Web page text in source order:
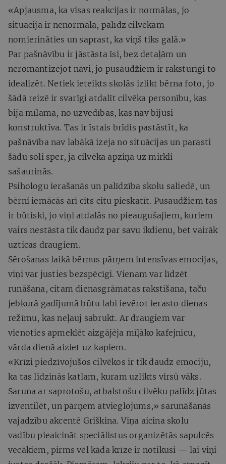
«Apjausma, ka visas reakcijas ir normālas, jo
situācija ir nenormāla, palīdz cilvēkam
nomierināties un saprast, ka viņš tiks galā.»
Par pašnāvību ir jāstāsta īsi, bez detaļām un
neromantizējot nāvi, jo pusaudžiem ir raksturīgi to
idealizēt. Netiek ieteikts skolās izlikt bērna foto, jo
šādā reizē ir svarīgi atdalīt cilvēka personību, kas
bija mīlama, no uzvedības, kas nav bijusi
konstruktīva. Tas ir īstais brīdis pastāstīt, ka
pašnāvība nav labākā izeja no situācijas un parasti
šādu soli sper, ja cilvēka apziņa uz mirkli
sašaurinās.
Psihologu ierašanās un palīdzība skolu saliedē, un
bērni iemācās arī cits citu pieskatīt. Pusaudžiem tas
ir būtiski, jo viņi atdalās no pieaugušajiem, kuriem
vairs nestāsta tik daudz par savu ikdienu, bet vairāk
uzticas draugiem.
Sērošanas laikā bērnus pārņem intensīvas emocijas,
viņi var justies bezspēcīgi. Vienam var līdzēt
runāšana, citam dienasgrāmatas rakstīšana, taču
jebkurā gadījumā būtu labi ievērot ierasto dienas
režīmu, kas neļauj sabrukt. Ar draugiem var
vienoties apmeklēt aizgājēja mīļāko kafejnīcu,
vārda dienā aiziet uz kapiem.
«Krīzi piedzīvojušos cilvēkos ir tik daudz emociju,
ka tas līdzinās katlam, kuram uzlikts virsū vāks.
Saruna ar saprotošu, atbalstošu cilvēku palīdz jūtas
izventilēt, un pārņem atvieglojums,» sarunāšanās
vajadzību akcentē Griškina. Viņa aicina skolu
vadību pieaicināt speciālistus organizētās sapulcēs
vecākiem, pirms vēl kāda krīze ir notikusi — lai viņi